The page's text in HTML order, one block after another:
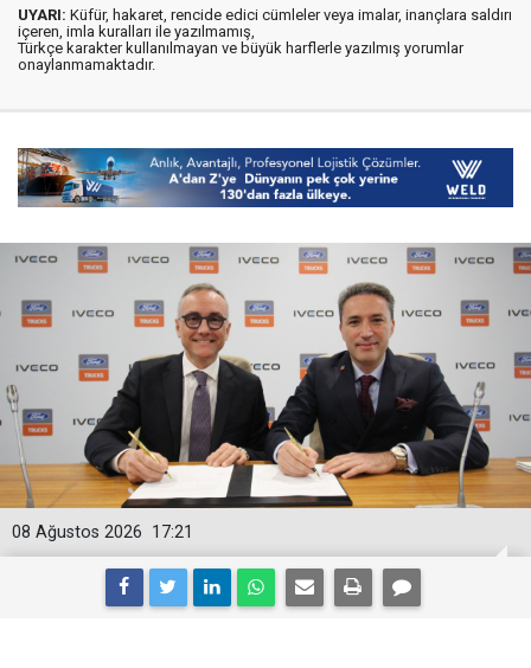
UYARI: Küfür, hakaret, rencide edici cümleler veya imalar, inançlara saldırı
içeren, imla kuralları ile yazılmamış,
Türkçe karakter kullanılmayan ve büyük harflerle yazılmış yorumlar
onaylanmamaktadır.
17:21
08 Ağustos 2026